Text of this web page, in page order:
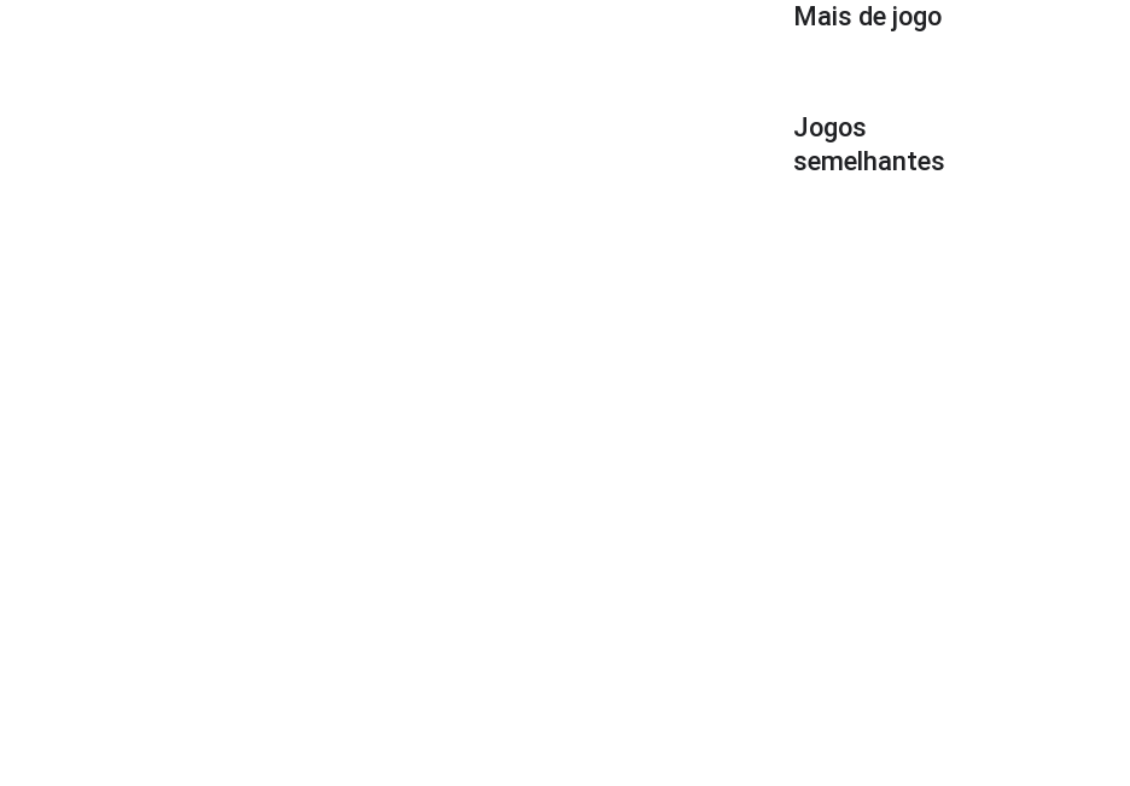
Mais de jogo
Jogos
semelhantes